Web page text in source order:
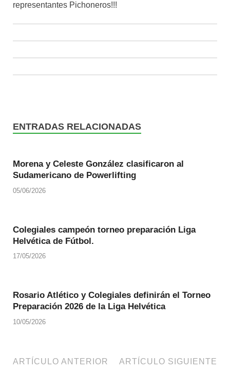
representantes Pichoneros!!!
ENTRADAS RELACIONADAS
Morena y Celeste González clasificaron al
Sudamericano de Powerlifting
05/06/2026
Colegiales campeón torneo preparación Liga
Helvética de Fútbol.
17/05/2026
Rosario Atlético y Colegiales definirán el Torneo
Preparación 2026 de la Liga Helvética
10/05/2026
ARTÍCULO ANTERIOR ARTÍCULO SIGUIENTE